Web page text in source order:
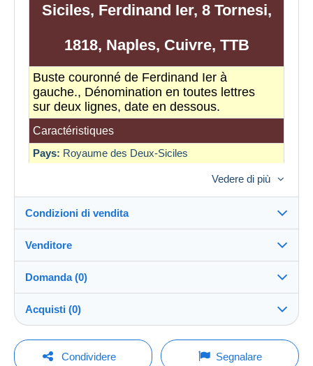
Siciles, Ferdinand Ier, 8 Tornesi,
1818, Naples, Cuivre, TTB
Buste couronné de Ferdinand Ier à
gauche., Dénomination en toutes lettres
sur deux lignes, date en dessous.
Caractéristiques
Pays: Royaume des Deux-Siciles
Année:1818
Métal:Cuivre
Diamètre:35
Nom du régnant:
Vedere di più
Condizioni di vendita
Destinazione:
Vedi l'elenco dei paesi
Direttamente al destinatario:
Sì
Invio dopo il pagamento
Venditore
comptoirdesmonnaies100%(11752x)
PRO
Negozio
Domanda (0)
Per inviare una domanda devi aprire una
Acquisti (0)
Ultimo aggiornamento: 08:56:35
Condividere Segnalare